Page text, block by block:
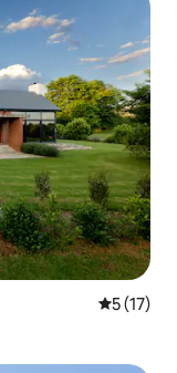
평점 5점
5 (17)